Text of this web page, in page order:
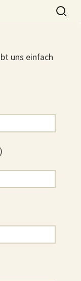
Suchen
nach:
uns einfach